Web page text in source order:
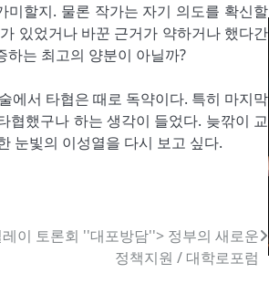
할지. 물론 작가는 자기 의도를 확신할
있었거나 바꾼 근거가 약하거나 했다간
는 최고의 양분이 아닐까?
에서 타협은 때로 독약이다. 특히 마지막
협했구나 하는 생각이 들었다. 늦깎이 교
눈빛의 이성열을 다시 보고 싶다.
이 토론회 ''대포방담''> 정부의 새로운
정책지원 / 대학로포럼